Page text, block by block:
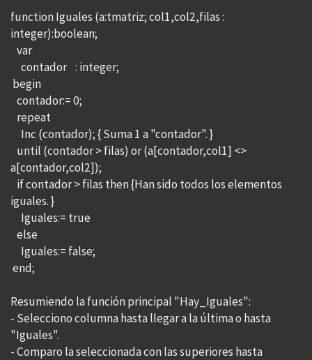
function Iguales (a:tmatriz; col1,col2,filas :
integer):boolean;
var
contador : integer;
begin
contador:= 0;
repeat
Inc (contador); { Suma 1 a "contador". }
until (contador > filas) or (a[contador,col1] <>
a[contador,col2]);
if contador > filas then {Han sido todos los elementos
iguales. }
Iguales:= true
else
Iguales:= false;
end;
Resumiendo la función principal "Hay_Iguales":
- Selecciono columna hasta llegar a la última o hasta
"Iguales".
- Comparo la seleccionada con las superiores hasta